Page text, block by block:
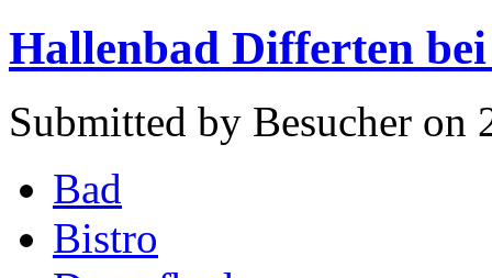
Hallenbad Differten bei
Submitted by Besucher on
Bad
Bistro